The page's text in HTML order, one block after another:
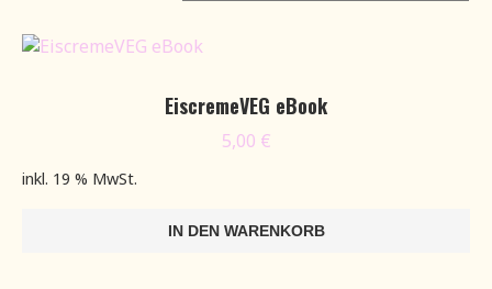
EiscremeVEG eBook
5,00 €
inkl. 19 % MwSt.
IN DEN WARENKORB